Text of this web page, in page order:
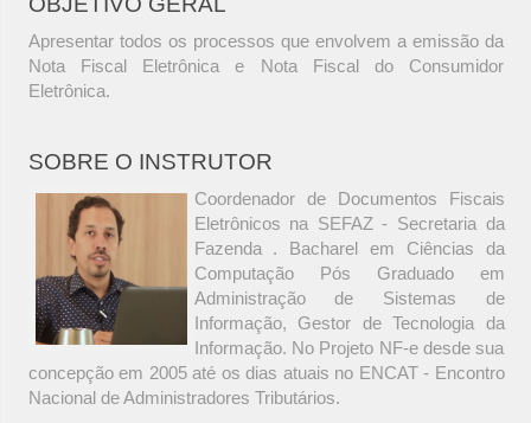
Apresentar todos os processos que envolvem a emissão da
Nota Fiscal Eletrônica e Nota Fiscal do Consumidor
Eletrônica.
SOBRE O INSTRUTOR
Coordenador de Documentos Fiscais
Eletrônicos na SEFAZ - Secretaria da
Fazenda . Bacharel em Ciências da
Computação Pós Graduado em
Administração de Sistemas de
Informação, Gestor de Tecnologia da
Informação. No Projeto NF-e desde sua
concepção em 2005 até os dias atuais no ENCAT - Encontro
Nacional de Administradores Tributários.